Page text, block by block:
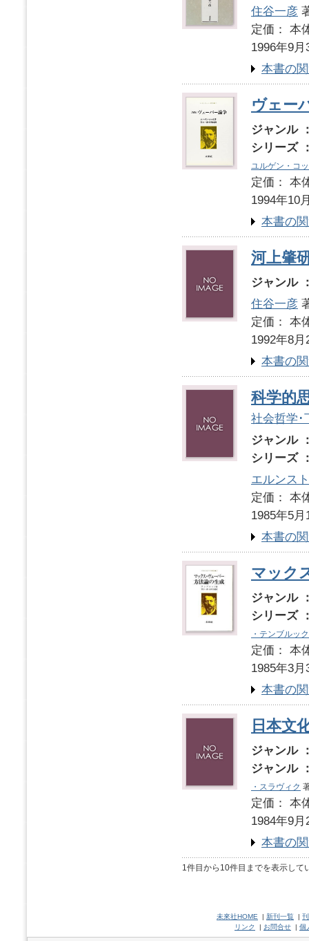
住谷一彦
定価：
1996年9月
本書の
ヴェー
ジャンル
シリーズ
ユルゲン・コ
定価：
1994年10
本書の
河上肇
ジャンル
住谷一彦
定価：
1992年8月
本書の
科学的
社会哲学･
ジャンル
シリーズ
エルンス
定価：
1985年5月
本書の
マック
ジャンル
シリーズ
・テンブルック
定価：
1985年3月
本書の
日本文
ジャンル
ジャンル
・スラヴィク
定価：
1984年9月
本書の
1件目から10件目までを表示して
未來社HOME | 新刊一覧 |
リンク
| お問合せ | 個